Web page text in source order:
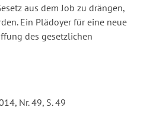
aus dem Job zu drängen,
Ein Plädoyer für eine neue
des gesetzlichen
Nr. 49, S. 49